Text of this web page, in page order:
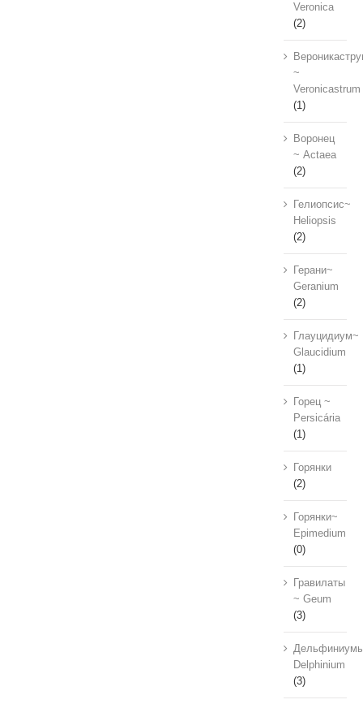
Veronica
(2)
~
Veronicastrum
(1)
Воронец
~ Actaea
(2)
Гелиопсис~
Heliopsis
(2)
Герани~
Geranium
(2)
Глауцидиум~
Glaucidium
(1)
Горец ~
Persicária
(1)
Горянки
(2)
Горянки~
Epimedium
(0)
Гравилаты
~ Geum
(3)
Delphinium
(3)